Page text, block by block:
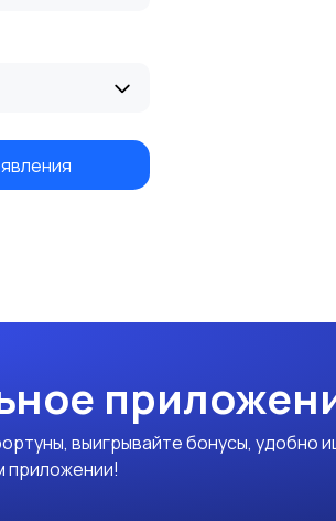
выигрывайте бонусы, удобно
приложении!